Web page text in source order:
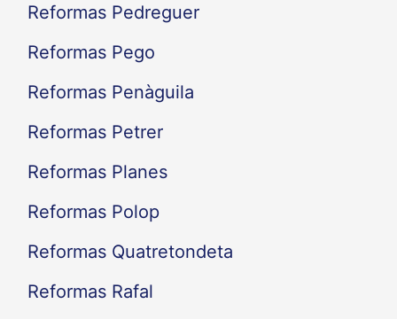
Reformas Pedreguer
Reformas Pego
Reformas Penàguila
Reformas Petrer
Reformas Planes
Reformas Polop
Reformas Quatretondeta
Reformas Rafal